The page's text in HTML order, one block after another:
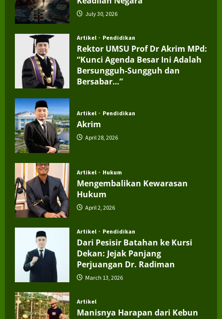
July 30, 2026
Artikel Pendidikan
Rektor UMSU Prof Dr Akrim MPd:
“Kunci Agenda Besar Ini Adalah
Bersungguh-Sungguh dan
Bersabar…”
Artikel Pendidikan
Akrim
April 28, 2026
Artikel Hukum
Mengembalikan Kewarasan
Hukum
April 2, 2026
Artikel Pendidikan
Dari Pesisir Batahan ke Kursi
Dekan: Jejak Panjang
Perjuangan Dr. Radiman
March 13, 2026
Artikel
Manisnya Harapan dari Kebun